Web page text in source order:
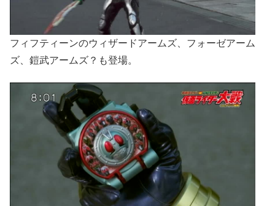
フィフティーンのウィザードアームズ、フォーゼアーム
ズ、鎧武アームズ？も登場。